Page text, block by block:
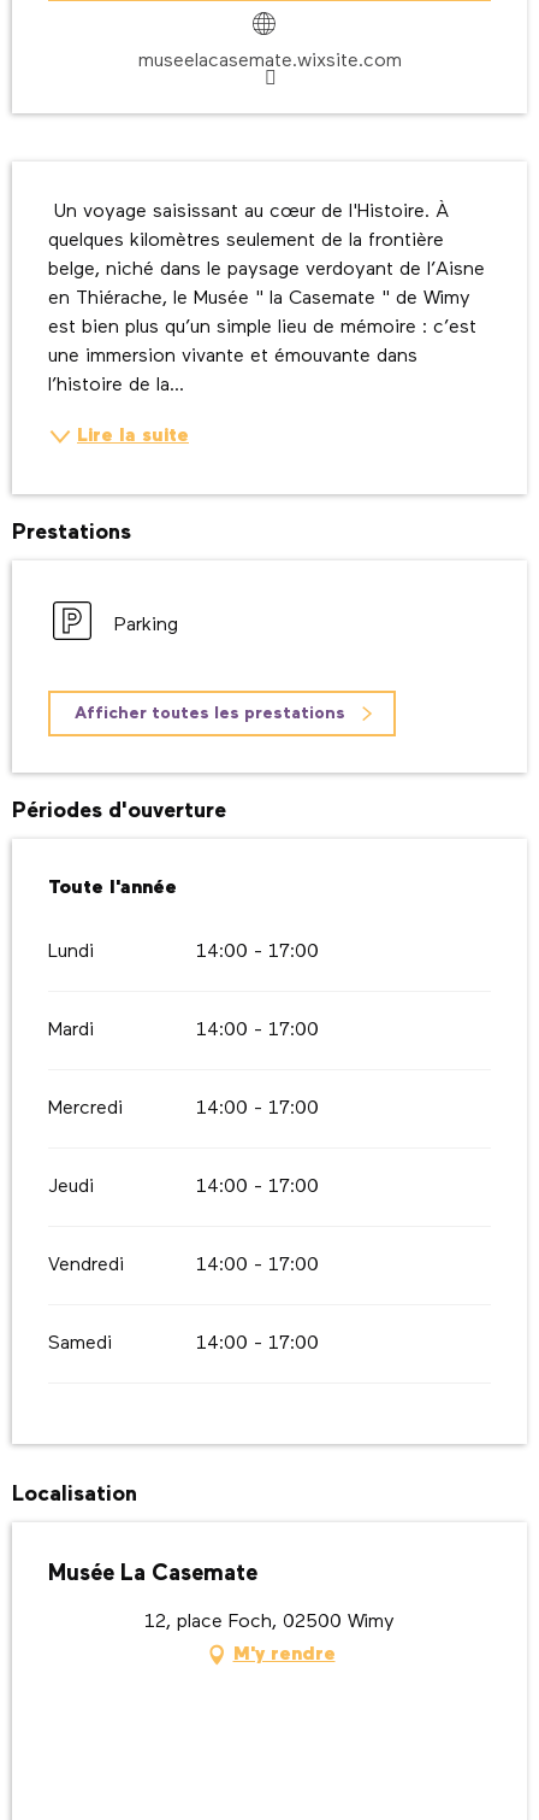
museelacasemate.wixsite.com
quelques kilomètres seulement de la frontière
belge, niché dans le paysage verdoyant de l’Aisne
en Thiérache, le Musée " la Casemate " de Wimy
est bien plus qu’un simple lieu de mémoire : c’est
une immersion vivante et émouvante dans
l’histoire de la...
Lire la suite
Prestations
Parking
Afficher toutes les prestations
Périodes d'ouverture
Toute l'année
Toute l'année
Lundi 14:00 - 17:00
Mardi 14:00 - 17:00
Mercredi 14:00 - 17:00
Jeudi 14:00 - 17:00
Vendredi 14:00 - 17:00
Samedi 14:00 - 17:00
Localisation
Musée La Casemate
12, place Foch, 02500 Wimy
M'y rendre